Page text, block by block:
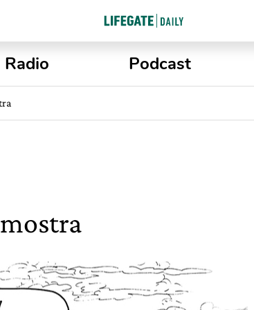
Radio Podcast